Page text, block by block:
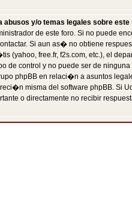
y/o temas legales sobre este
de este foro. Si no puede
Si aun as� no obtiene
(yahoo, free.fr, f2s.com, etc.), el
de control y no puede ser de
phpBB en relaci�n a asuntos
misma del software phpBB. Si
o directamente no recibir